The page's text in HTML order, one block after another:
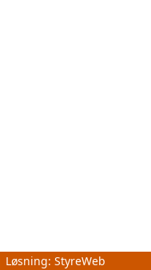
Løsning: StyreWeb